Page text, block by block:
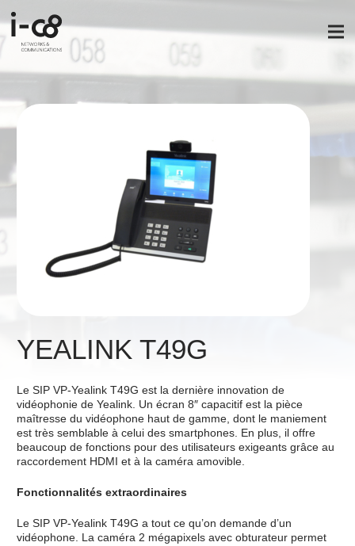
YEALINK T49G
Le SIP VP-Yealink T49G est la dernière innovation de
vidéophonie de Yealink. Un écran 8″ capacitif est la pièce
maîtresse du vidéophone haut de gamme, dont le maniement
est très semblable à celui des smartphones. En plus, il offre
beaucoup de fonctions pour des utilisateurs exigeants grâce au
raccordement HDMI et à la caméra amovible.
Fonctionnalités extraordinaires
Le SIP VP-Yealink T49G a tout ce qu’on demande d’un
vidéophone. La caméra 2 mégapixels avec obturateur permet